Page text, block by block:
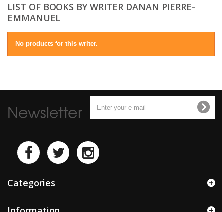
LIST OF BOOKS BY WRITER DANAN PIERRE-
EMMANUEL
No products for this writer.
Newsletter
Categories